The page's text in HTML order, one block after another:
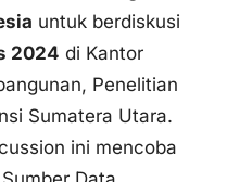
2024di Kantor
Penelitian
Sumatera Utara.
ini mencoba
Data
Utara dan